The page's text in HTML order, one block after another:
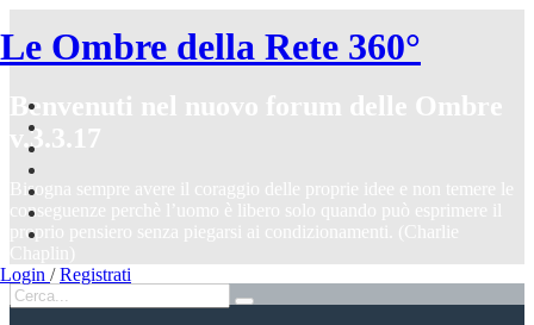
Le Ombre della Rete 360°
Login / Registrati
Benvenuti nel nuovo forum delle Ombre
v.3.3.17
Bisogna sempre avere il coraggio delle proprie idee e non temere le
conseguenze perchè l’uomo è libero solo quando può esprimere il
proprio pensiero senza piegarsi ai condizionamenti. (Charlie
Chaplin)